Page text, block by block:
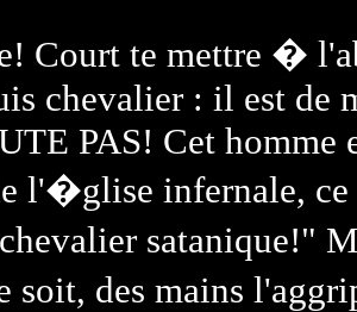
Court te mettre �
chevalier : il est de
PAS! Cet
l'�glise infernale, ce
satanique!"
soit, des mains